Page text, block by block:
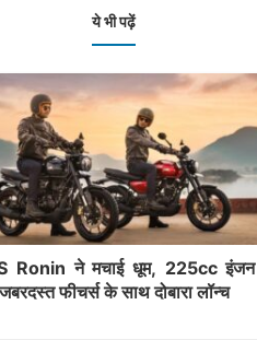
ये भी पढ़ें
Ronin ने मचाई धूम, 225cc इंजन
फीचर्स के साथ दोबारा लॉन्च